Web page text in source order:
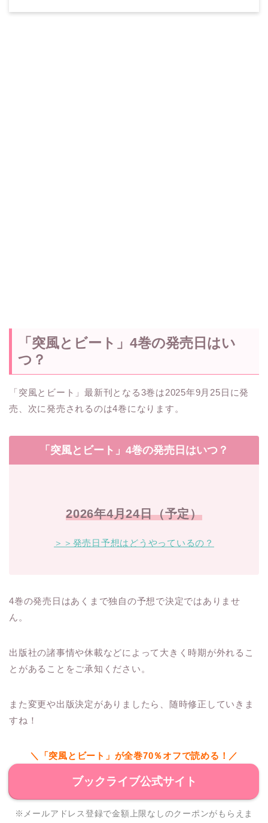
「突風とビート」4巻の発売日はい
つ？
「突風とビート」最新刊となる3巻は2025年9月25日に発
売、次に発売されるのは4巻になります。
「突風とビート」4巻の発売日はいつ？
2026年4月24日（予定）
＞＞発売日予想はどうやっているの？
4巻の発売日はあくまで独自の予想で決定ではありませ
ん。
出版社の諸事情や休載などによって大きく時期が外れるこ
とがあることをご承知ください。
また変更や出版決定がありましたら、随時修正していきま
すね！
＼「突風とビート」が全巻70％オフで読める！／
ブックライブ公式サイト
※メールアドレス登録で金額上限なしのクーポンがもらえま